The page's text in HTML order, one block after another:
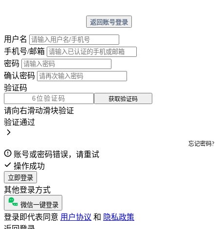
返回账号登录
用户名
手机号/邮箱
密码
确认密码
验证码
获取验证码
请向右滑动滑块验证
验证通过
忘记密码?
账号或密码错误，请重试
操作成功
立即登录
其他登录方式
微信一键登录
登录即代表同意 用户协议 和 隐私政策